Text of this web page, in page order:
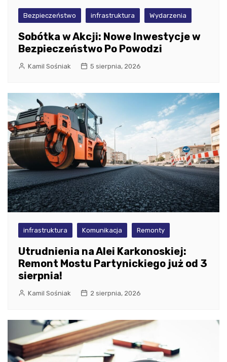
Bezpieczeństwo infrastruktura Wydarzenia
Sobótka w Akcji: Nowe Inwestycje w
Bezpieczeństwo Po Powodzi
Kamil Sośniak 5 sierpnia, 2026
infrastruktura Komunikacja Remonty
Utrudnienia na Alei Karkonoskiej:
Remont Mostu Partynickiego już od 3
sierpnia!
Kamil Sośniak 2 sierpnia, 2026